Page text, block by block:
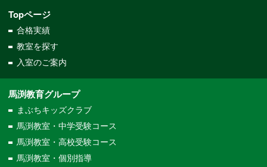
Topページ
合格実績
教室を探す
入室のご案内
馬渕教育グループ
まぶちキッズクラブ
馬渕教室・中学受験コース
馬渕教室・高校受験コース
馬渕教室・個別指導